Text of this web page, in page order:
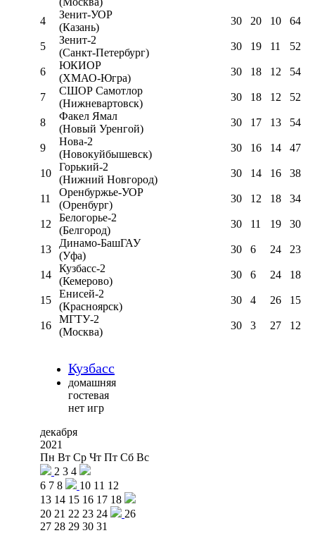
4
Зенит-УОР
(Казань)
30 20 10 64
5
Зенит-2
(Санкт-Петербург)
30 19 11 52
6
ЮКИОР
(ХМАО-Югра)
30 18 12 54
7
СШОР Самотлор
(Нижневартовск)
30 18 12 52
8
Факел Ямал
(Новый Уренгой)
30 17 13 54
9
Нова-2
(Новокуйбышевск)
30 16 14 47
10
Горький-2
(Нижний Новгород)
30 14 16 38
11
Оренбуржье-УОР
(Оренбург)
30 12 18 34
12
Белогорье-2
(Белгород)
30 11 19 30
13
Динамо-БашГАУ
(Уфа)
30 6 24 23
14
Кузбасс-2
(Кемерово)
30 6 24 18
15
Енисей-2
(Красноярск)
30 4 26 15
16
МГТУ-2
(Москва)
30 3 27 12
Кузбасс
домашняя
гостевая
нет игр
декабря
2021
Пн Вт Ср Чт Пт Сб Вс
2 3 4
6 7 8 10 11 12
13 14 15 16 17 18
20 21 22 23 24
26
27 28 29 30 31